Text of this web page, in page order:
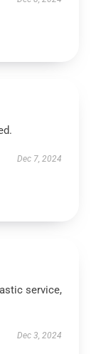
Dec 7, 2024
service,
Dec 3, 2024